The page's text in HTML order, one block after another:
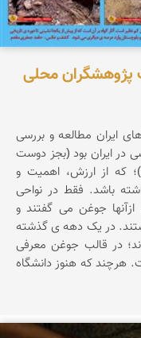
محلی
ایران مطالعه و بررسی
ایران بود (بجز دوست
که از ارزش، اهمیت و
باشد. فقط در نواحی
جوغن می گفتند و
در یک دهه ی گذشته
در قالب جوغن معرفی
است. هرچند که هنوز دانشگاه